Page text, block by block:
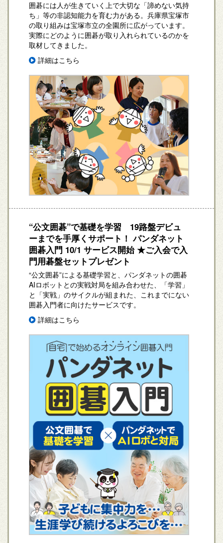
囲碁には人が生きていく上で大切な「諦めない気持
ち」等の非認知能力を育む力がある。兵庫県宝塚市
の取り組みは宝塚市立の全園所に広がっています。
実際にどのように囲碁が取り入れられているのかを
取材してきました。
詳細はこちら
“公文囲碁”で基礎を学習 19路盤デビュ
ーまでを手厚くサポート！ パンダネット
囲碁入門 10/1 サービス開始 ★ご入会で入
門用碁盤セットプレゼント
“公文囲碁”による基礎学習と、パンダネットの囲碁
AIロボットとの実戦対局を組み合わせた、「学習」
と「実戦」のサイクルが組まれた、これまでにない
囲碁入門者に向けたサービスです。
詳細はこちら